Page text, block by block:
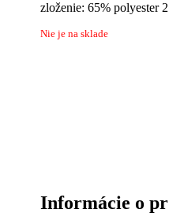
zloženie: 65% polyester
Nie je na sklade
Informácie o